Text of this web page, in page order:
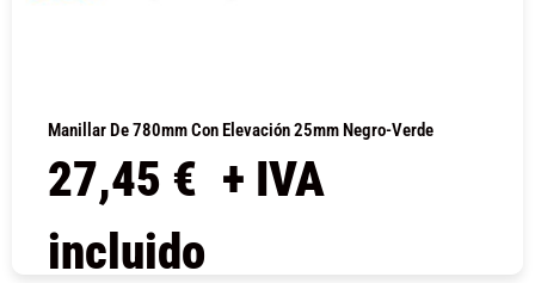
Manillar De 780mm Con Elevación 25mm Negro-Verde
27,45 € + IVA
incluido